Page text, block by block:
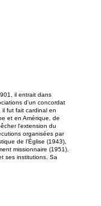
il entrait dans
d'un concordat
fut fait cardinal en
et en Amérique, de
l'extension du
organisées par
de l'Église (1943),
missionnaire (1951).
ses institutions. Sa